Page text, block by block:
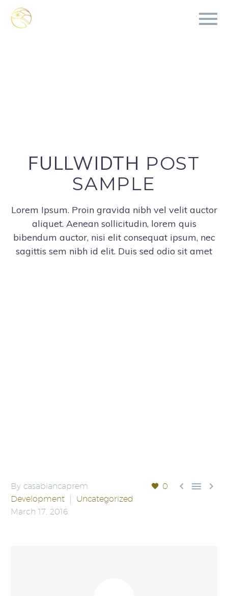
FULLWIDTH POST
SAMPLE
Lorem Ipsum. Proin gravida nibh vel velit auctor
aliquet. Aenean sollicitudin, lorem quis
bibendum auctor, nisi elit consequat ipsum, nec
sagittis sem nibh id elit. Duis sed odio sit amet
0   
By casablancaprem
Development
Uncategorized
March 17, 2016